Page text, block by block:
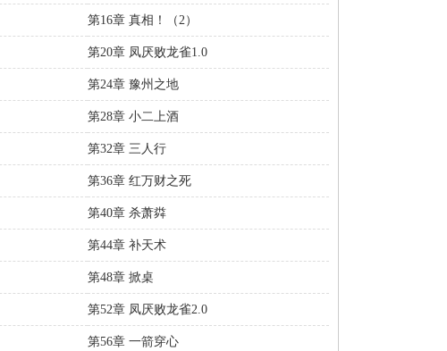
第16章 真相！（2）
第20章 凤厌败龙雀1.0
第24章 豫州之地
第28章 小二上酒
第32章 三人行
第36章 红万财之死
第40章 杀萧粦
第44章 补天术
第48章 掀桌
第52章 凤厌败龙雀2.0
第56章 一箭穿心